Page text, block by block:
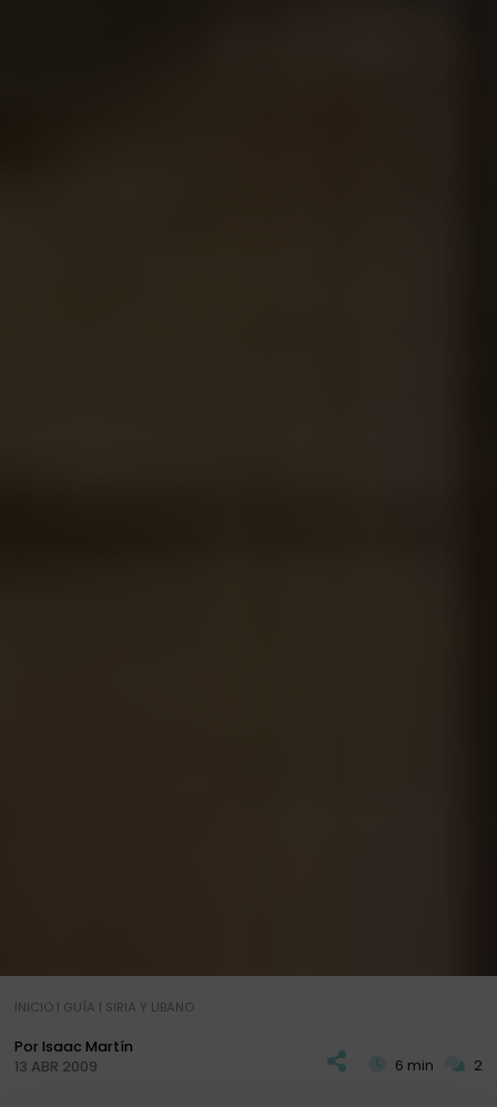
INICIO| GUÍA | SIRIA Y LIBANO
Por Isaac Martín
13 ABR 2009
6 min 2